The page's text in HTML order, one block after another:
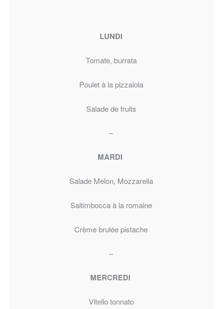
LUNDI
Tomate, burrata
Poulet à la pizzaiola
Salade de fruits
–
MARDI
Salade Melon, Mozzarella
Saltimbocca à la romaine
Crème brulée pistache
–
MERCREDI
Vitello tonnato